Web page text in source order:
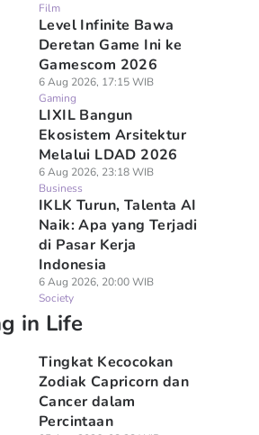
Film
Level Infinite Bawa
Deretan Game Ini ke
Gamescom 2026
6 Aug 2026, 17:15 WIB
Gaming
LIXIL Bangun
Ekosistem Arsitektur
Melalui LDAD 2026
6 Aug 2026, 23:18 WIB
Business
IKLK Turun, Talenta AI
Naik: Apa yang Terjadi
di Pasar Kerja
Indonesia
6 Aug 2026, 20:00 WIB
Society
in Life
Tingkat Kecocokan
Zodiak Capricorn dan
Cancer dalam
Percintaan